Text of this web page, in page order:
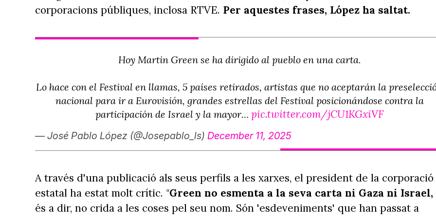
corporacions públiques, inclosa RTVE. Per aquestes frases, López ha saltat.
Hoy Martin Green se ha dirigido al pueblo en una carta.
Lo hace con el Festival en llamas, 5 países retirados, artistas que no aceptarán la
nacional para ir a Eurovisión, grandes estrellas del Festival posicionándose contra la
participación de Israel y la mayor… pic.twitter.com/jCU1KGxiVF
— José Pablo López (@Josepablo_ls) December 11, 2025
A través d'una publicació als seus perfils a les xarxes, el president de la corporació
estatal ha estat molt crític. "Green no esmenta a la seva carta ni Gaza ni Israel,
és a dir, no crida a les coses pel seu nom. Són 'esdeveniments' que han passat a